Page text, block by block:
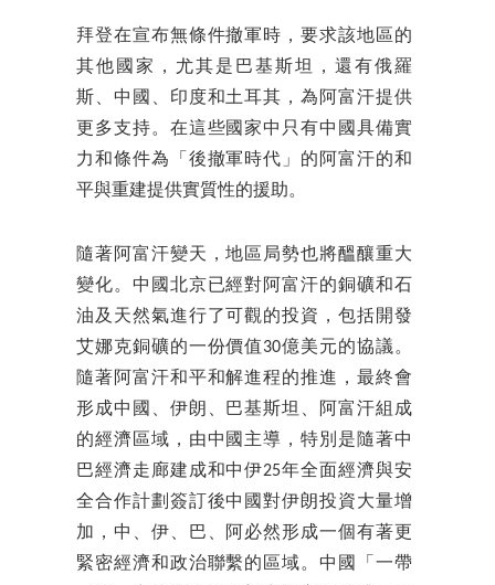
拜登在宣布無條件撤軍時，要求該地區的
其他國家，尤其是巴基斯坦，還有俄羅
斯、中國、印度和土耳其，為阿富汗提供
更多支持。在這些國家中只有中國具備實
力和條件為「後撤軍時代」的阿富汗的和
平與重建提供實質性的援助。
隨著阿富汗變天，地區局勢也將醞釀重大
變化。中國北京已經對阿富汗的銅礦和石
油及天然氣進行了可觀的投資，包括開發
艾娜克銅礦的一份價值30億美元的協議。
隨著阿富汗和平和解進程的推進，最終會
形成中國、伊朗、巴基斯坦、阿富汗組成
的經濟區域，由中國主導，特別是隨著中
巴經濟走廊建成和中伊25年全面經濟與安
全合作計劃簽訂後中國對伊朗投資大量增
加，中、伊、巴、阿必然形成一個有著更
緊密經濟和政治聯繫的區域。中國「一帶